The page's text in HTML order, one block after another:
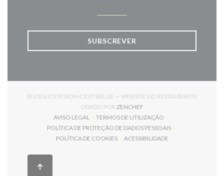
SUBSCREVER
© 2026 C'EST BON C'EST BELGE — WEBSITE DO RESTAURANTE
CRIADO POR ZENCHEF
AVISO LEGAL
((ABRE NUMA NOVA JANELA))
TERMOS DE UTILIZAÇÃO
((ABRE NUMA NOVA JANELA))
POLÍTICA DE PROTEÇÃO DE DADOS PESSOAIS
((ABRE NUMA NOVA JANELA))
POLÍTICA DE COOKIES
((ABRE NUMA NOVA JANELA))
ACESSIBILIDADE
((ABRE NUMA NOVA